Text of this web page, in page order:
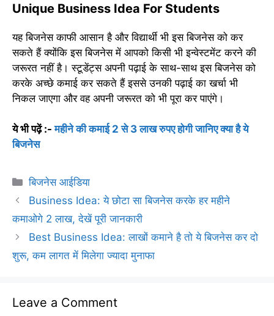
Unique Business Idea For Students
यह बिजनेस काफी आसान है और विद्यार्थी भी इस बिजनेस को कर
सकते हैं क्योंकि इस बिजनेस में आपको किसी भी इन्वेस्टमेंट करने की
जरूरत नहीं है। स्टूडेंट्स अपनी पढ़ाई के साथ-साथ इस बिजनेस को
करके अच्छे कमाई कर सकते हैं इससे उनकी पढ़ाई का खर्चा भी
निकल जाएगा और वह अपनी जरूरत को भी पूरा कर पाएंगे।
ये भी पढ़ें :-महीने की कमाई 2 से 3 लाख रुपए होगी जानिए क्या है ये
बिजनेस
Categories
बिजनेस आईडिया
Business Idea: ये छोटा सा बिजनेस करके हर महीने
कमाओगे 2 लाख, देखें पूरी जानकारी
Best Business Idea: लाखों कमाने है तो ये बिजनेस कर दो
शुरू, कम लागत में मिलेगा ज्यादा मुनाफा
Leave a Comment